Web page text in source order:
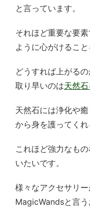
と言っています。
それほど重要な要
ように心がけること
どうすれば上がる
取り早いのは天然
天然石には浄化や
から身を護ってくれ
これほど強力なも
いたいです。
様々なアクセサリー
MagicWandsと言う